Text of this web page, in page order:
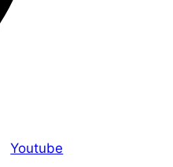
Youtube